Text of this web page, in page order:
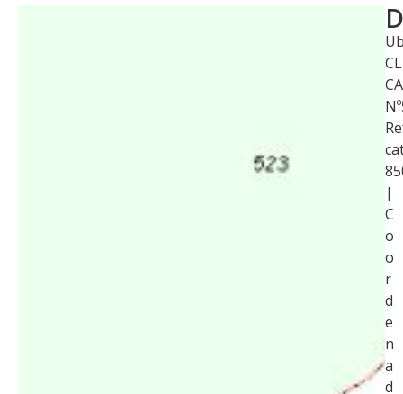
CL
|
C
o
o
r
d
e
n
a
d